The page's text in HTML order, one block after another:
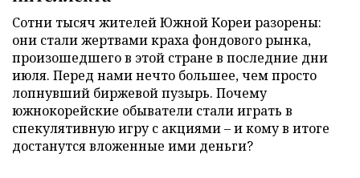
Сотни тысяч жителей Южной Кореи разорены:
они стали жертвами краха фондового рынка,
произошедшего в этой стране в последние дни
июля. Перед нами нечто большее, чем просто
лопнувший биржевой пузырь. Почему
южнокорейские обыватели стали играть в
спекулятивную игру с акциями – и кому в итоге
достанутся вложенные ими деньги?